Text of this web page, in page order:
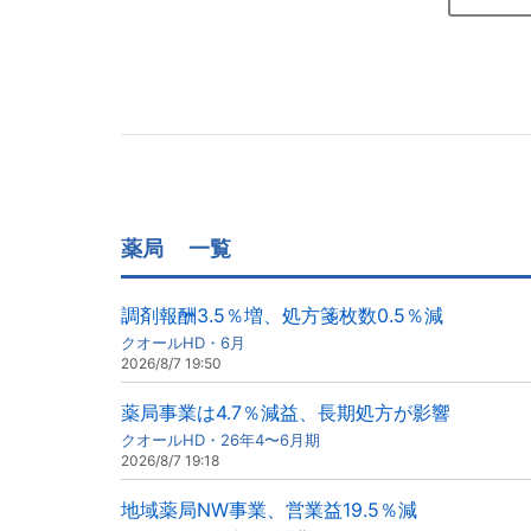
薬局 一覧
調剤報酬3.5％増、処方箋枚数0.5％減
クオールHD・6月
2026/8/7 19:50
薬局事業は4.7％減益、長期処方が影響
クオールHD・26年4〜6月期
2026/8/7 19:18
地域薬局NW事業、営業益19.5％減